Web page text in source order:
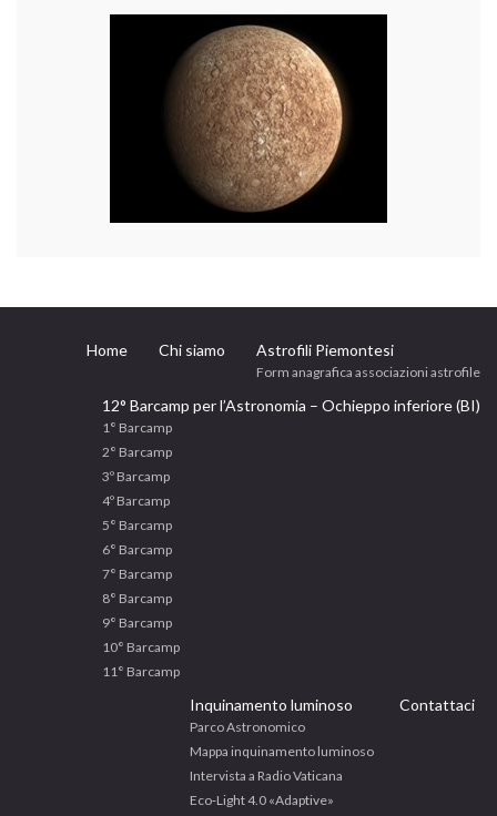
Home Chi siamo Astrofili Piemontesi
Form anagrafica associazioni astrofile
12° Barcamp per l’Astronomia – Ochieppo inferiore (BI)
1° Barcamp
2° Barcamp
3º Barcamp
4º Barcamp
5° Barcamp
6° Barcamp
7° Barcamp
8° Barcamp
9° Barcamp
10° Barcamp
11° Barcamp
Inquinamento luminoso
Parco Astronomico
Mappa inquinamento luminoso
Intervista a Radio Vaticana
Eco‐Light 4.0 «Adaptive»
Contattaci